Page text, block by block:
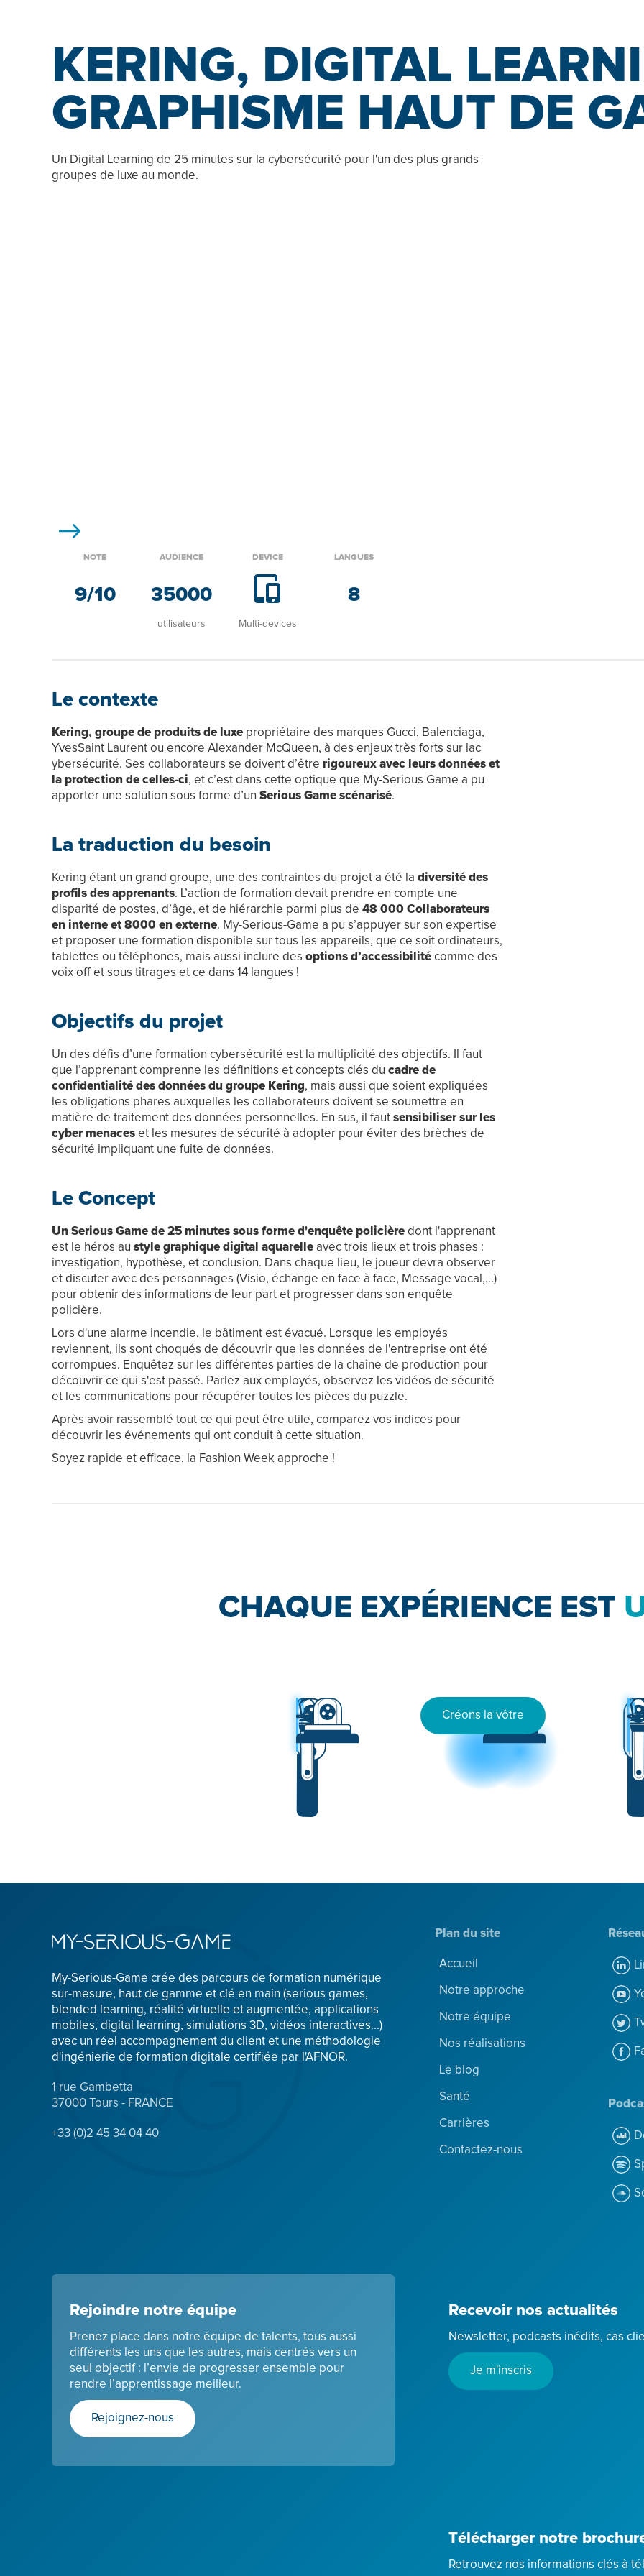
KERING, DIGITAL
GRAPHISME HAUT DE
Un Digital Learning de 25 minutes sur la cybersécurité pour l'un des plus grands
groupes de luxe au monde.
NOTE
9/10
AUDIENCE
35000
utilisateurs
DEVICE
Multi-devices
LANGUES
8
Le contexte
Kering, groupe de produits de luxe propriétaire des marques Gucci, Balenciaga,
YvesSaint Laurent ou encore Alexander McQueen, à des enjeux très forts sur lac
ybersécurité. Ses collaborateurs se doivent d’être rigoureux avec leurs données et
la protection de celles-ci, et c’est dans cette optique que My-Serious Game a pu
apporter une solution sous forme d’un Serious Game scénarisé.
La traduction du besoin
Kering étant un grand groupe, une des contraintes du projet a été la diversité des
profils des apprenants. L’action de formation devait prendre en compte une
disparité de postes, d’âge, et de hiérarchie parmi plus de 48 000 Collaborateurs
en interne et 8000 en externe. My-Serious-Game a pu s’appuyer sur son expertise
et proposer une formation disponible sur tous les appareils, que ce soit ordinateurs,
tablettes ou téléphones, mais aussi inclure des options d’accessibilité comme des
voix off et sous titrages et ce dans 14 langues !
Objectifs du projet
Un des défis d’une formation cybersécurité est la multiplicité des objectifs. Il faut
que l’apprenant comprenne les définitions et concepts clés du cadre de
confidentialité des données du groupe Kering, mais aussi que soient expliquées
les obligations phares auxquelles les collaborateurs doivent se soumettre en
matière de traitement des données personnelles. En sus, il faut sensibiliser sur les
cyber menaces et les mesures de sécurité à adopter pour éviter des brèches de
sécurité impliquant une fuite de données.
Le Concept
Un Serious Game de 25 minutes sous forme d'enquête policière dont l'apprenant
est le héros au style graphique digital aquarelle avec trois lieux et trois phases :
investigation, hypothèse, et conclusion. Dans chaque lieu, le joueur devra observer
et discuter avec des personnages (Visio, échange en face à face, Message vocal,...)
pour obtenir des informations de leur part et progresser dans son enquête
policière.
Lors d'une alarme incendie, le bâtiment est évacué. Lorsque les employés
reviennent, ils sont choqués de découvrir que les données de l'entreprise ont été
corrompues. Enquêtez sur les différentes parties de la chaîne de production pour
découvrir ce qui s'est passé. Parlez aux employés, observez les vidéos de sécurité
et les communications pour récupérer toutes les pièces du puzzle.
Après avoir rassemblé tout ce qui peut être utile, comparez vos indices pour
découvrir les événements qui ont conduit à cette situation.
Soyez rapide et efficace, la Fashion Week approche !
CHAQUE EXPÉRIENCE EST
Créons la vôtre
My-Serious-Game crée des parcours de formation numérique
sur-mesure, haut de gamme et clé en main (serious games,
blended learning, réalité virtuelle et augmentée, applications
mobiles, digital learning, simulations 3D, vidéos interactives...)
avec un réel accompagnement du client et une méthodologie
d'ingénierie de formation digitale certifiée par l'AFNOR.
1 rue Gambetta
37000 Tours - FRANCE
+33 (0)2 45 34 04 40
Plan du site
Accueil
Notre approche
Notre équipe
Nos réalisations
Le blog
Santé
Carrières
Contactez-nous
Rejoindre notre équipe
Prenez place dans notre équipe de talents, tous aussi
différents les uns que les autres, mais centrés vers un
seul objectif : l’envie de progresser ensemble pour
rendre l’apprentissage meilleur.
Rejoignez-nous
Recevoir nos actualités
Newsletter, podcasts inédits, cas
Je m'inscris
Télécharger notre
Retrouvez nos informations clés à